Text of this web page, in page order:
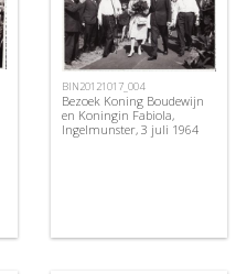
BIN20121017_004
Bezoek Koning Boudewijn
en Koningin Fabiola,
Ingelmunster, 3 juli 1964